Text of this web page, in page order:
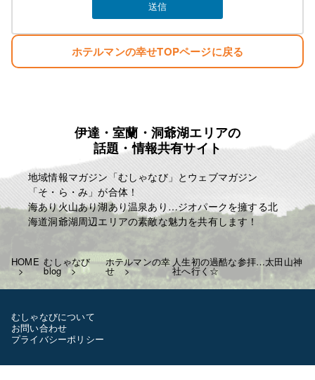
ホテルマンの幸せTOPページに戻る
伊達・室蘭・洞爺湖エリアの
話題・情報共有サイト
地域情報マガジン「むしゃなび」とウェブマガジン
「そ・ら・み」が合体！
海あり火山あり湖あり温泉あり…ジオパークを擁する北
海道洞爺湖周辺エリアの素敵な魅力を共有します！
HOME むしゃなび
blog
ホテルマンの幸
せ
人生初の過酷な参拝…太田山神
社へ行く☆
むしゃなびについて
お問い合わせ
プライバシーポリシー